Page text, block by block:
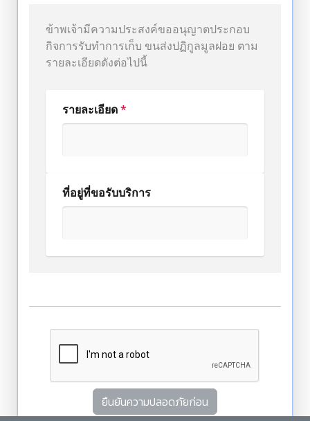
ข้าพเจ้ามีความประสงค์ขออนุญาตประกอบ
กิจการรับทำการเก็บ ขนส่งปฏิกูลมูลฝอย ตาม
รายละเอียดดังต่อไปนี้
รายละเอียด*
ที่อยู่ที่ขอรับบริการ
ยืนยันความปลอดภัยก่อน